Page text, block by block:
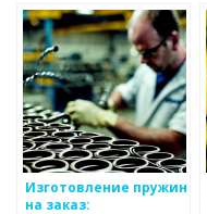
Изготовление пружин
на заказ: